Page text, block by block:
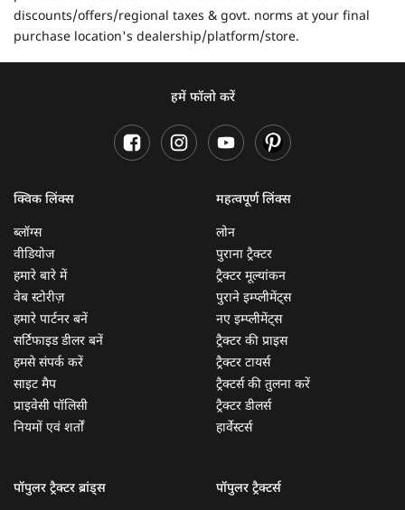
discounts/offers/regional taxes & govt. norms at your final
purchase location's dealership/platform/store.
हमें फॉलो करें
क्विक लिंक्स
ब्लॉग्स
वीडियोज
हमारे बारे में
वेब स्टोरीज़
हमारे पार्टनर बनें
सर्टिफाइड डीलर बनें
हमसे संपर्क करें
साइट मैप
प्राइवेसी पॉलिसी
नियमों एवं शर्तों
महत्वपूर्ण लिंक्स
लोन
पुराना ट्रैक्टर
ट्रैक्टर मूल्यांकन
पुराने इम्प्लीमेंट्स
नए इम्प्लीमेंट्स
ट्रैक्टर की प्राइस
ट्रैक्टर टायर्स
ट्रैक्टर्स की तुलना करें
ट्रैक्टर डीलर्स
हार्वेस्टर्स
पॉपुलर ट्रैक्टर ब्रांड्स
पॉपुलर ट्रैक्टर्स